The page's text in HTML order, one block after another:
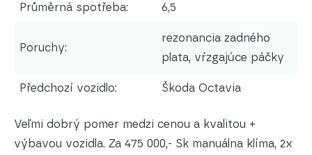
Průměrná spotřeba: 6,5
Poruchy:
rezonancia zadného
plata, vŕzgajúce páčky
Předchozí vozidlo: Škoda Octavia
Veľmi dobrý pomer medzi cenou a kvalitou +
výbavou vozidla. Za 475 000,- Sk manuálna klíma, 2x